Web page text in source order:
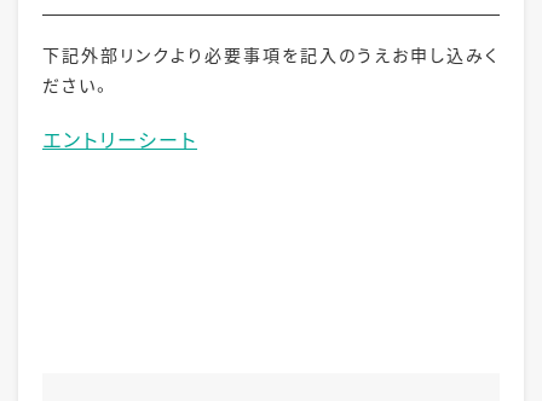
下記外部リンクより必要事項を記入のうえお申し込みく
ださい。
エントリーシート